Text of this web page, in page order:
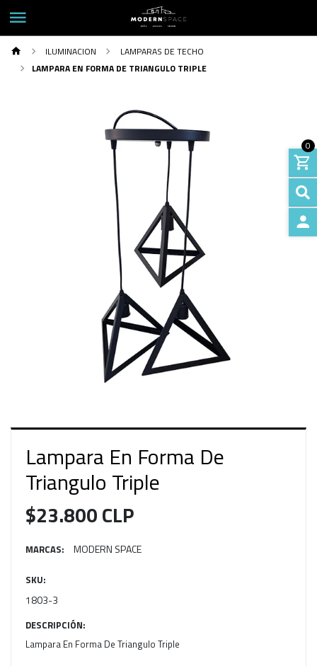
0
ILUMINACION
LAMPARAS DE TECHO
LAMPARA EN FORMA DE TRIANGULO TRIPLE
Lampara En Forma De
Triangulo Triple
$23.800 CLP
MARCAS: MODERN SPACE
SKU:
1803-3
DESCRIPCIÓN:
Lampara En Forma De Triangulo Triple